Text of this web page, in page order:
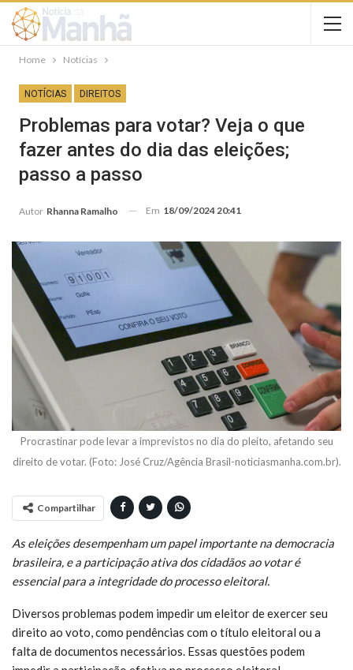
Home Notícias
NOTÍCIAS DIREITOS
Problemas para votar? Veja o que
fazer antes do dia das eleições;
passo a passo
Autor Rhanna Ramalho Em 18/09/2024 20:41
Procrastinar pode levar a imprevistos no dia do pleito, afetando seu
direito de votar. (Foto: José Cruz/Agência Brasil-noticiasmanha.com.br).
Compartilhar
As eleições desempenham um papel importante na democracia
brasileira, e a participação ativa dos cidadãos ao votar é
essencial para a integridade do processo eleitoral.
Diversos problemas podem impedir um eleitor de exercer seu
direito ao voto, como pendências com o título eleitoral ou a
falta de documentos necessários. Essas questões podem